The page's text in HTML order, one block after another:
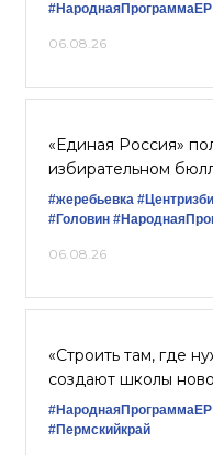
#НароднаяПрограммаЕР
06.08.26
«Единая Россия»
избирательном
#жеребьевка
#Головин
06.08.26
«Строить там, где
создают школы
#НароднаяПрограммаЕР
#Пермскийкрай